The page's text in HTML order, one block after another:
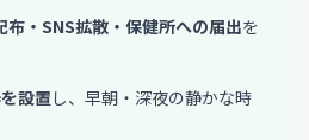
布・SNS拡散・保健所への届出を
設置 し、早朝・深夜の静かな時